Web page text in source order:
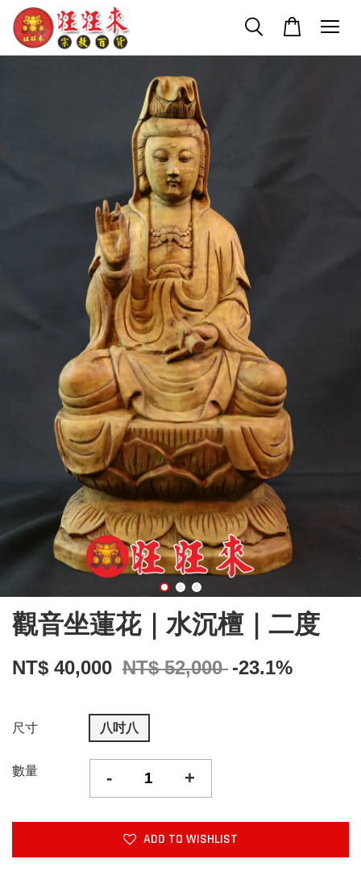
觀音坐蓮花｜水沉檀｜二度
NT$ 40,000 NT$ 52,000 -23.1%
尺寸 八吋八
數量 - +
ADD TO WISHLIST